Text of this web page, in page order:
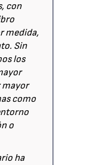
con
medida,
Sin
los
mayor
como
o
ha